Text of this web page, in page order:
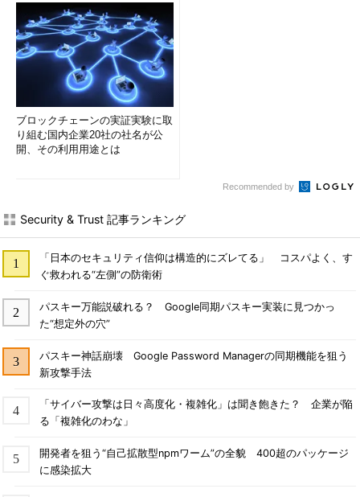
ブロックチェーンの実証実験に取
り組む国内企業20社の社名が公
開、その利用用途とは
Recommended by
Security & Trust 記事ランキング
「日本のセキュリティ信仰は構造的にズレてる」 コスパよく、す
ぐ救われる“左側”の防衛術
パスキー万能説破れる？ Google同期パスキー実装に見つかっ
た“想定外の穴”
パスキー神話崩壊 Google Password Managerの同期機能を狙う
新攻撃手法
「サイバー攻撃は日々高度化・複雑化」は聞き飽きた？ 企業が陥
る「複雑化のわな」
開発者を狙う“自己拡散型npmワーム”の全貌 400超のパッケージ
に感染拡大